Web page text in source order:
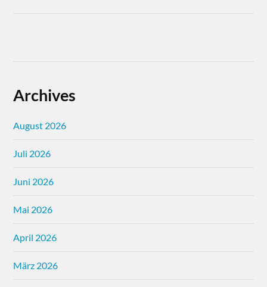
Archives
August 2026
Juli 2026
Juni 2026
Mai 2026
April 2026
März 2026